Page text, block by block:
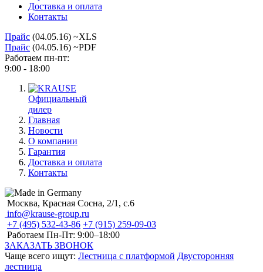
Доставка и оплата
Контакты
Прайс (04.05.16) ~XLS
Прайс (04.05.16) ~PDF
Работаем пн-пт:
9:00 - 18:00
Официальный
дилер
Главная
Новости
О компании
Гарантия
Доставка и оплата
Контакты
Москва, Красная Сосна, 2/1, с.6
info@krause-group.ru
+7 (495) 532-43-86 +7 (915) 259-09-03
Работаем Пн-Пт: 9:00–18:00
ЗАКАЗАТЬ ЗВОНОК
Чаще всего ищут: Лестница с платформой Двусторонняя
лестница